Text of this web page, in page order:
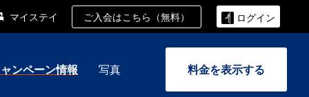
マイステイ ご入会はこちら（無料） ログイン
ンペーン情報 写真 料金を表示する